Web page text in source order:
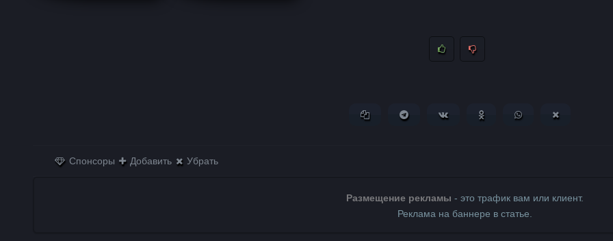
Копировать ссылкуПоделиться в Telegram
Поделиться ВКонтакте
Поделиться вПоделиться в
Спонсоры Добавить Убрать
Размещение рекламы - это трафик вам или клиент.
Реклама на баннере в статье.